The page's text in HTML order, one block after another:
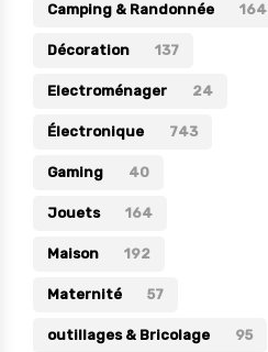
Électronique
Jouets
Maison
Maternité
Outillages & Bricolage
Packs
Sac à dos et Mode
Soins & Beauté
Sport
Camping & Randonnée 164
Décoration 137
Electroménager 24
Électronique 743
Gaming 40
Jouets 164
Maison 192
Maternité 57
outillages & Bricolage 95